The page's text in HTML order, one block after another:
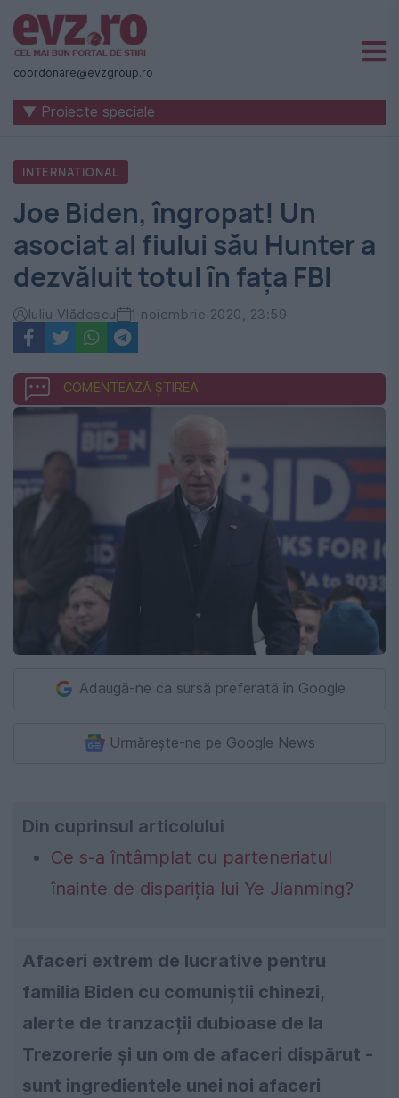
Știri
naționale
internaționale
România
-
Evenimentul
Zilei
coordonare@evzgroup.ro
▼ Proiecte speciale
INTERNATIONAL
Joe Biden, îngropat! Un
asociat al fiului său Hunter a
dezvăluit totul în fața FBI
Iuliu Vlădescu 1 noiembrie 2020, 23:59
COMENTEAZĂ ȘTIREA
Adaugă-ne ca sursă preferată în Google
Urmărește-ne pe Google News
Din cuprinsul articolului
Ce s-a întâmplat cu parteneriatul
înainte de dispariția lui Ye Jianming?
Afaceri extrem de lucrative pentru
familia Biden cu comuniștii chinezi,
alerte de tranzacții dubioase de la
Trezorerie și un om de afaceri dispărut -
sunt ingredientele unei noi afaceri